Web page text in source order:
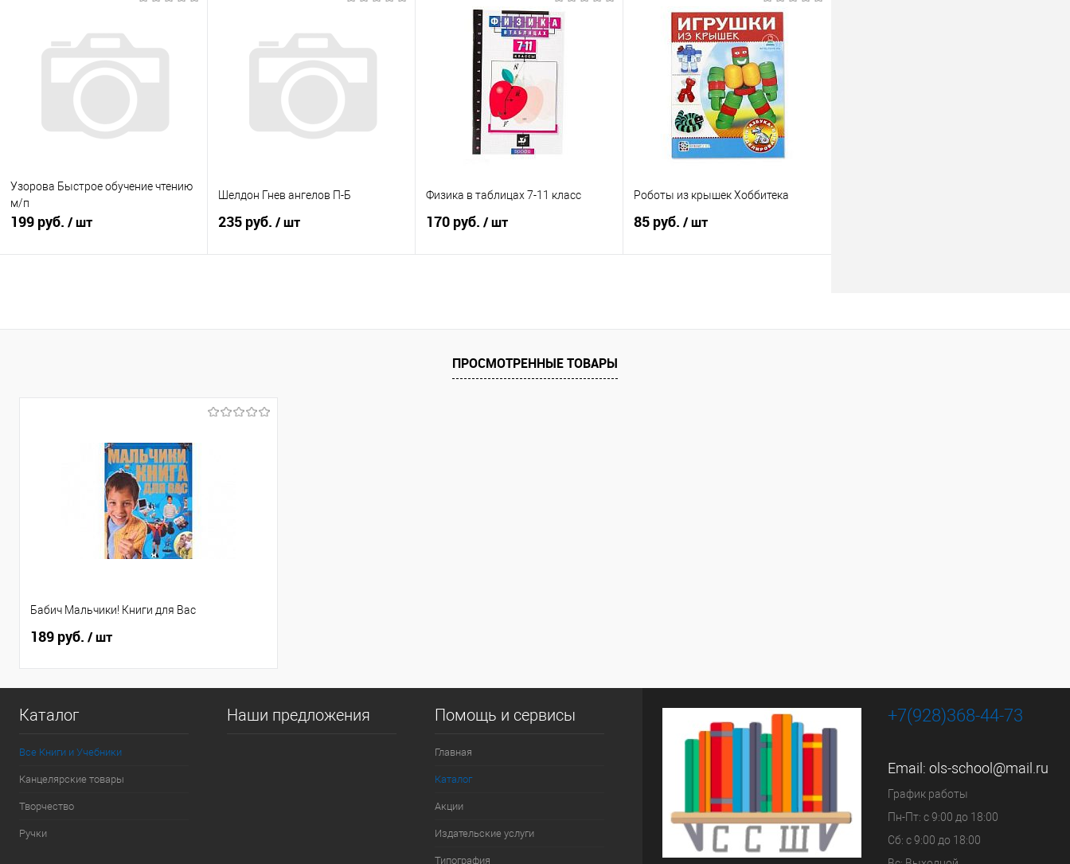
Купить в 1 клик
К сравнению
В избранное
Недоступно
Купить в 1 клик
К сравнению
В избранное
Недоступно
В корзину
Купить в 1 клик
В избранное
В наличии
Подписаться
Купить в 1 клик
К сравнению
В избранное
Недоступно
Узорова Быстрое обучение чтению
м/п
199 руб. / шт
Шелдон Гнев ангелов П-Б
235 руб. / шт
Физика в таблицах 7-11 класс
170 руб. / шт
Роботы из крышек Хоббитека
85 руб. / шт
ПРОСМОТРЕННЫЕ ТОВАРЫ
Бабич Мальчики! Книги для Вас
189 руб. / шт
Каталог
Все Книги и Учебники
Канцелярские товары
Творчество
Ручки
Наши предложения Помощь и сервисы
Главная
Каталог
Акции
Издательские услуги
Типография
+7(928)368-44-73
Email: ols-school@mail.ru
График работы
Пн-Пт: с 9:00 до 18:00
Сб: с 9:00 до 18:00